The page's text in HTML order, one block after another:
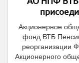
Акционерное
фонд ВТБ
реорганизации
Акционерного